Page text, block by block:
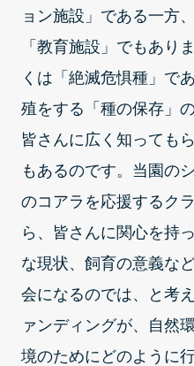
ョン施設」である一方
「教育施設」でもあり
くは「絶滅危惧種」で
殖をする「種の保存」
皆さんに広く知っても
もあるのです。当園の
のコアラを応援するク
ら、皆さんに関心を持
な現状、飼育の意義な
会になるのでは、と考
ァンディングが、自然
境のためにどのように